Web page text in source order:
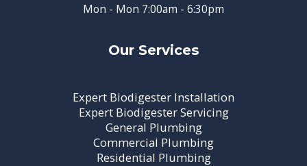
Mon - Mon 7:00am - 6:30pm
Our Services
Expert Biodigester Installation
Expert Biodigester Servicing
General Plumbing
Commercial Plumbing
Residential Plumbing